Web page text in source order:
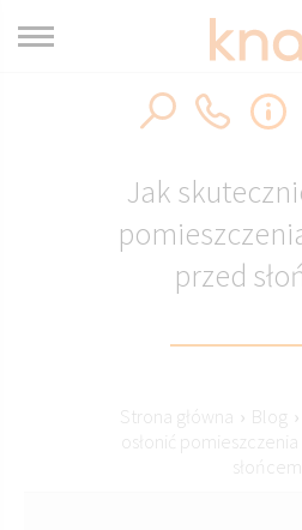
Jak
przed
Strona główna › Blog ›
osłonić
słońcem